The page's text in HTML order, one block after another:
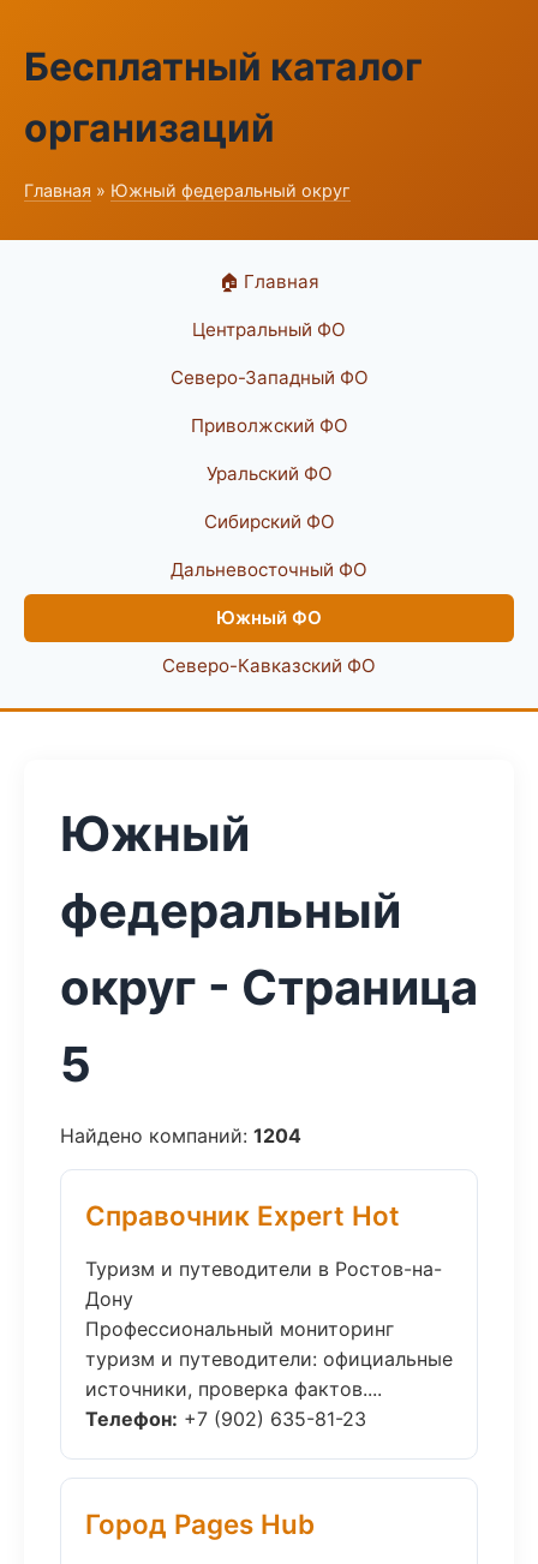
Бесплатный каталог
организаций
Главная » Южный федеральный округ
🏠 Главная
Центральный ФО
Северо-Западный ФО
Приволжский ФО
Уральский ФО
Сибирский ФО
Дальневосточный ФО
Южный ФО
Северо-Кавказский ФО
Южный
федеральный
округ - Страница
5
Найдено компаний: 1204
Справочник Expert Hot
Туризм и путеводители в Ростов-на-
Дону
Профессиональный мониторинг
туризм и путеводители: официальные
источники, проверка фактов....
Телефон: +7 (902) 635-81-23
Город Pages Hub